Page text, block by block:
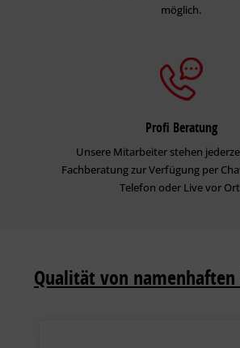
möglich.
Profi Beratung
Unsere Mitarbeiter stehen
Fachberatung zur Verfügung per
Telefon oder Live vor
Qualität von